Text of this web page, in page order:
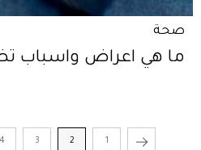
صحة
ما هي اعراض واسباب
1
2
3
4